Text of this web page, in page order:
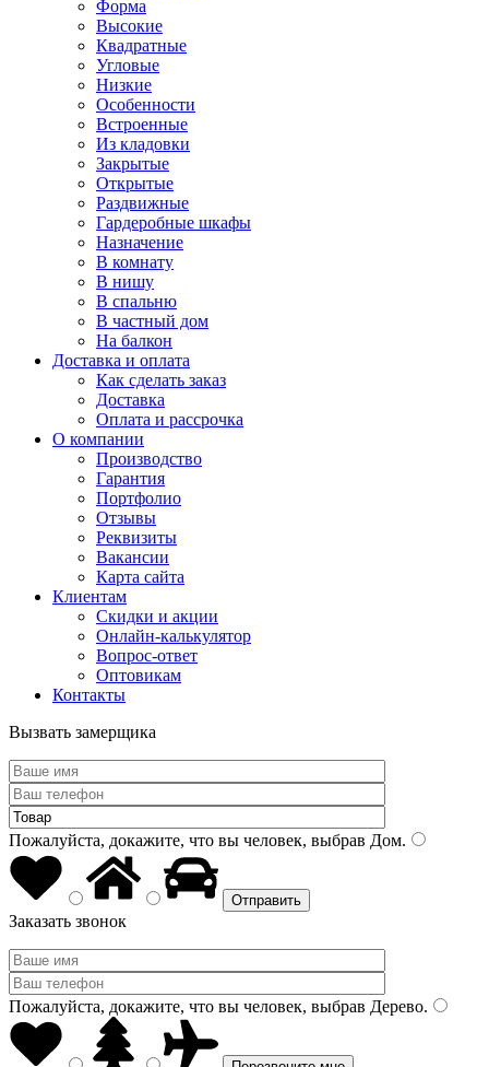
Форма
Высокие
Квадратные
Угловые
Низкие
Особенности
Встроенные
Из кладовки
Закрытые
Открытые
Раздвижные
Гардеробные шкафы
Назначение
В комнату
В нишу
В спальню
В частный дом
На балкон
Доставка и оплата
Как сделать заказ
Доставка
Оплата и рассрочка
О компании
Производство
Гарантия
Портфолио
Отзывы
Реквизиты
Вакансии
Карта сайта
Клиентам
Скидки и акции
Онлайн-калькулятор
Вопрос-ответ
Оптовикам
Контакты
Вызвать замерщика
Пожалуйста, докажите, что вы человек, выбрав Дом.
Заказать звонок
Пожалуйста, докажите, что вы человек, выбрав Дерево.